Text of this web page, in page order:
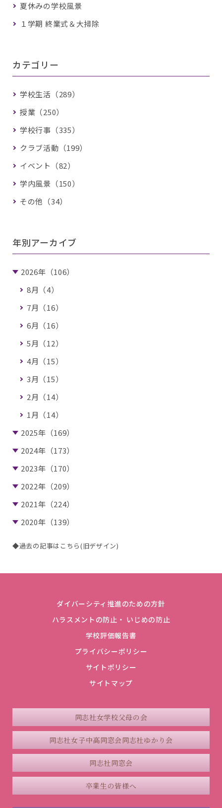
夏休みの学校風景
１学期 終業式＆大掃除
カテゴリー
学校生活（289）
授業（250）
学校行事（335）
クラブ活動（199）
イベント（82）
学内風景（150）
その他（34）
年別アーカイブ
2026年（106）
8月（4）
7月（16）
6月（16）
5月（12）
4月（15）
3月（15）
2月（14）
1月（14）
2025年（169）
2024年（173）
2023年（170）
2022年（209）
2021年（224）
2020年（139）
◆過去の記事はこちら(旧デザイン)
ダイバーシティ推進のための方針
ハラスメントの防止・ いじめの防止
学校評価報告書
プライバシーポリシー
サイトポリシー
サイトマップ
同志社女学校父母の会
同志社女子中高同窓会同志社ゆかり会
同志社同窓会
卒業生の皆様へ